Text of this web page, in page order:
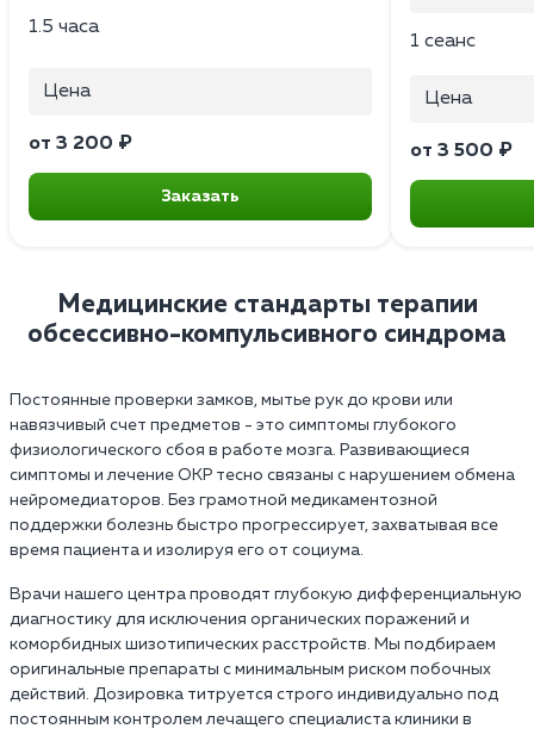
1.5 часа
Цена
от 3 200 ₽
Заказать
1 сеанс
Цена
от 3 500 ₽
Медицинские стандарты терапии
обсессивно-компульсивного синдрома
Постоянные проверки замков, мытье рук до крови или
навязчивый счет предметов - это симптомы глубокого
физиологического сбоя в работе мозга. Развивающиеся
симптомы и лечение ОКР тесно связаны с нарушением обмена
нейромедиаторов. Без грамотной медикаментозной
поддержки болезнь быстро прогрессирует, захватывая все
время пациента и изолируя его от социума.
Врачи нашего центра проводят глубокую дифференциальную
диагностику для исключения органических поражений и
коморбидных шизотипических расстройств. Мы подбираем
оригинальные препараты с минимальным риском побочных
действий. Дозировка титруется строго индивидуально под
постоянным контролем лечащего специалиста клиники в